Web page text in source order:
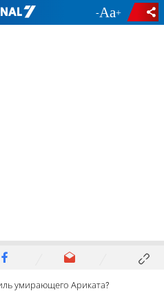
- +
умирающего Ариката?